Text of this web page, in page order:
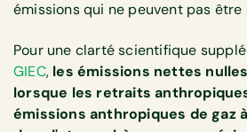
émissions qui ne peuvent pas être
Pour une clarté scientifique
GIEC, les émissions nettes
lorsque les retraits
émissions anthropiques de gaz